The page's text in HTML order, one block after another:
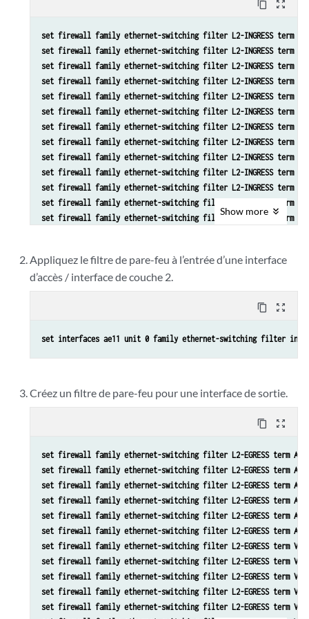
content_copy zoom_out_map
set firewall family ethernet-switching filter L2-INGRESS term
set firewall family ethernet-switching filter L2-INGRESS term
set firewall family ethernet-switching filter L2-INGRESS term V4-
set firewall family ethernet-switching filter L2-INGRESS term
set firewall family ethernet-switching filter L2-INGRESS term
set firewall family ethernet-switching filter L2-INGRESS term
set firewall family ethernet-switching filter L2-INGRESS term ARP-
set firewall family ethernet-switching filter L2-INGRESS term V4-
set firewall family ethernet-switching filter L2-INGRESS term
set firewall family ethernet-switching filter L2-INGRESS term V4-
set firewall family ethernet-switching filter L2-INGRESS term V4-
set firewall family ethernet-switching filter L2-INGRESS term V4-
set firewall family ethernet-switching filter L2-INGRESS term V4-
set firewall family ethernet-switching filter L2-INGRESS term V6-
set firewall family ethernet-switching filter L2-INGRESS term V6-
set firewall family ethernet-switching filter L2-INGRESS term V6-
set firewall family ethernet-switching filter L2-INGRESS term V6-
set firewall family ethernet-switching filter L2-INGRESS term
set firewall family ethernet-switching filter L2-INGRESS term
set firewall family ethernet-switching filter L2-INGRESS term
set firewall family ethernet-switching filter L2-INGRESS term
set firewall family ethernet-switching filter L2-INGRESS term
set firewall family ethernet-switching filter L2-INGRESS term DEF
Show more
Appliquez le filtre de pare-feu à l’entrée d’une interface
d’accès / interface de couche 2.
content_copy zoom_out_map
set interfaces ae11 unit 0 family ethernet-switching filter input
Créez un filtre de pare-feu pour une interface de sortie.
content_copy zoom_out_map
set firewall family ethernet-switching filter L2-EGRESS term ARP-
set firewall family ethernet-switching filter L2-EGRESS term
set firewall family ethernet-switching filter L2-EGRESS term
set firewall family ethernet-switching filter L2-EGRESS term
set firewall family ethernet-switching filter L2-EGRESS term ARP-
set firewall family ethernet-switching filter L2-EGRESS term ARP-
set firewall family ethernet-switching filter L2-EGRESS term V4-
set firewall family ethernet-switching filter L2-EGRESS term
set firewall family ethernet-switching filter L2-EGRESS term V4-
set firewall family ethernet-switching filter L2-EGRESS term V4-
set firewall family ethernet-switching filter L2-EGRESS term V4-